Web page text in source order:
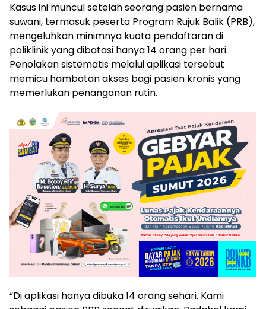
​Kasus ini muncul setelah seorang pasien bernama
suwani, termasuk peserta Program Rujuk Balik (PRB),
mengeluhkan minimnya kuota pendaftaran di
poliklinik yang dibatasi hanya 14 orang per hari.
Penolakan sistematis melalui aplikasi tersebut
memicu hambatan akses bagi pasien kronis yang
memerlukan penanganan rutin.
“Di aplikasi hanya dibuka 14 orang sehari. Kami